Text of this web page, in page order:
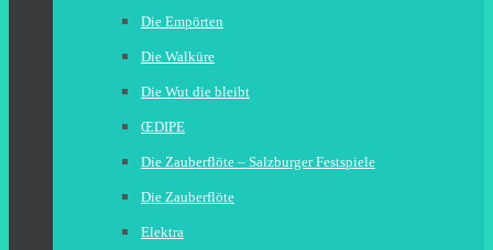
Die Empörten
Die Walküre
Die Wut die bleibt
ŒDIPE
Die Zauberflöte – Salzburger Festspiele
Die Zauberflöte
Elektra